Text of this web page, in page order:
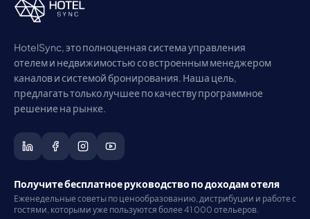
HotelSync, это полноценная система управления
отелем и недвижимостью со встроенным менеджером
каналов и системой бронирования. Наша цель,
предлагать только лучшее по качеству программное
решение на рынке.
Получите бесплатное руководство по доходам отеля
Еженедельные советы по ценообразованию, дистрибуции и работе с
гостями, которыми уже пользуются более 41 000 отельеров.